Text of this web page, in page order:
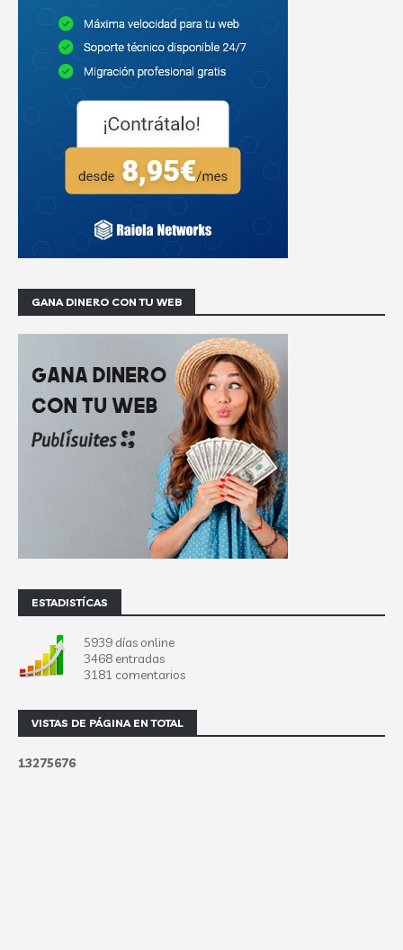
GANA DINERO CON TU WEB
ESTADISTÍCAS
5939 días online
3468 entradas
3181 comentarios
VISTAS DE PÁGINA EN TOTAL
13275676